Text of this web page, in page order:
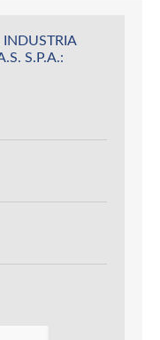
S.P.A.: